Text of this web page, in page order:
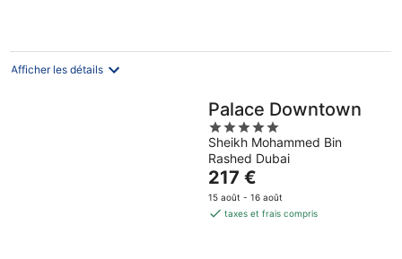
nuit
Afficher les détails
Palace Downtown
5
out
of
5
Sheikh Mohammed Bin
Rashed Dubai
Le
prix
est
217 €
15 août - 16 août
taxes et frais compris